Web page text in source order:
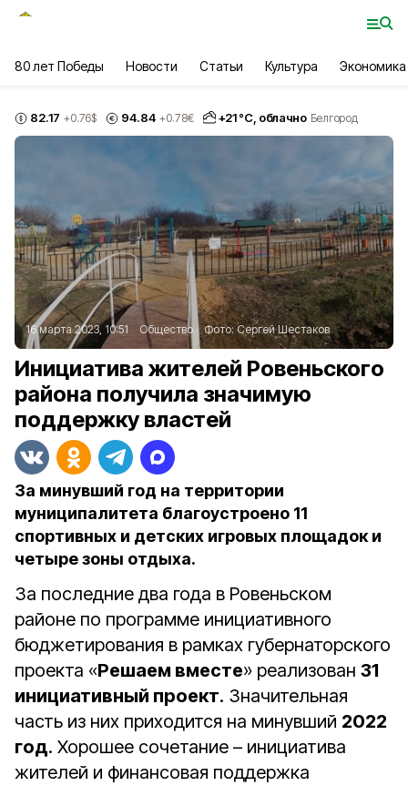
80 лет Победы Новости Статьи Культура Экономика
82.17 +0.76$ 94.84 +0.78€ +21°С, облачно Белгород
16 марта 2023, 10:51 Общество Фото:Сергей Шестаков
Инициатива жителей Ровеньского
района получила значимую
поддержку властей
За минувший год на территории
муниципалитета благоустроено 11
спортивных и детских игровых площадок и
четыре зоны отдыха.
За последние два года в Ровеньском
районе по программе инициативного
бюджетирования в рамках губернаторского
проекта «Решаем вместе» реализован 31
инициативный проект. Значительная
часть из них приходится на минувший 2022
год. Хорошее сочетание – инициатива
жителей и финансовая поддержка